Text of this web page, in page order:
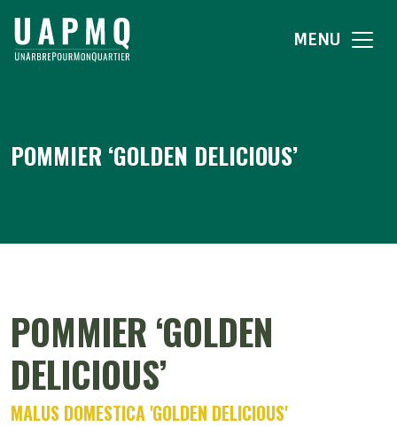
MENU
POMMIER ‘GOLDEN DELICIOUS’
POMMIER ‘GOLDEN
DELICIOUS’
MALUS DOMESTICA 'GOLDEN DELICIOUS'